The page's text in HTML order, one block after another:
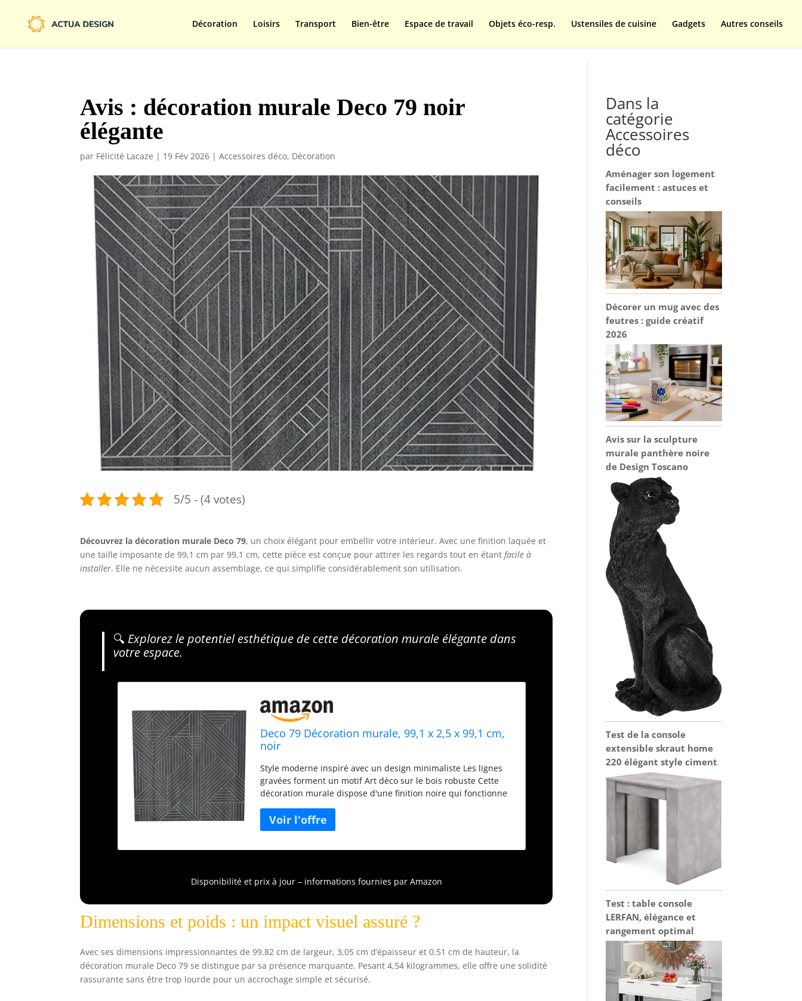
Décoration
Loisirs Transport Bien-être Espace de travail Objets éco-resp. Ustensiles de cuisine Gadgets Autres conseils
Avis : décoration murale Deco 79 noir
élégante
par Félicité Lacaze | 19 Fév 2026 |Accessoires déco, Décoration
5/5 - (4 votes)
Découvrez la décoration murale Deco 79, un choix élégant pour embellir votre intérieur. Avec une finition laquée et
une taille imposante de 99,1 cm par 99,1 cm, cette pièce est conçue pour attirer les regards tout en étantfacile à
installer. Elle ne nécessite aucun assemblage, ce qui simplifie considérablement son utilisation.
🔍 Explorez le potentiel esthétique de cette décoration murale élégante dans
votre espace.
Deco 79 Décoration murale, 99,1 x 2,5 x 99,1 cm,
noir
Style moderne inspiré avec un design minimaliste Les lignes
gravées forment un motif Art déco sur le bois robuste Cette
décoration murale dispose d'une finition noire qui fonctionne
bien dans un espace sur le thème des années 1920 ou même
dans une pièce moderne Une collection de lignes droites et
diagonales entrecroisées donne une esthétique propre et
Disponibilité et prix à jour – informations fournies par Amazon
Dimensions et poids : un impact visuel assuré ?
Avec ses dimensions impressionnantes de 99,82 cm de largeur, 3,05 cm d’épaisseur et 0,51 cm de hauteur, la
décoration murale Deco 79 se distingue par sa présence marquante. Pesant 4,54 kilogrammes, elle offre une solidité
rassurante sans être trop lourde pour un accrochage simple et sécurisé.
Dans la
catégorie
Accessoires
déco
Aménager son logement
facilement : astuces et
conseils
Décorer un mug avec des
feutres : guide créatif
2026
Avis sur la sculpture
murale panthère noire
de Design Toscano
Test de la console
extensible skraut home
220 élégant style ciment
Test : table console
LERFAN, élégance et
rangement optimal